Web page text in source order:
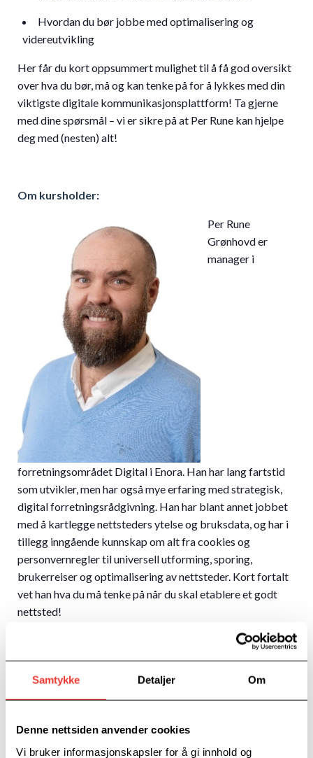
Samtykke Detaljer Om
Denne nettsiden anvender cookies
Vi bruker informasjonskapsler for å gi innhold og
Hvordan du bør jobbe med optimalisering og
videreutvikling
Her får du kort oppsummert mulighet til å få god oversikt
over hva du bør, må og kan tenke på for å lykkes med din
viktigste digitale kommunikasjonsplattform! Ta gjerne
med dine spørsmål – vi er sikre på at Per Rune kan hjelpe
deg med (nesten) alt!
Om kursholder:
Per Rune
Grønhovd er
manager i
forretningsområdet Digital i Enora. Han har lang fartstid
som utvikler, men har også mye erfaring med strategisk,
digital forretningsrådgivning. Han har blant annet jobbet
med å kartlegge nettsteders ytelse og bruksdata, og har i
tillegg inngående kunnskap om alt fra cookies og
personvernregler til universell utforming, sporing,
brukerreiser og optimalisering av nettsteder. Kort fortalt
vet han hva du må tenke på når du skal etablere et godt
nettsted!
Næringsforeningen i Drammensregionen og